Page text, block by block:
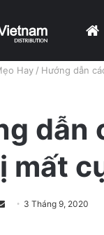
Hay / Hướng dẫn
dẫn
mất
3 Tháng 9, 2020